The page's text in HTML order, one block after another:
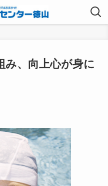
み、向上心が身に